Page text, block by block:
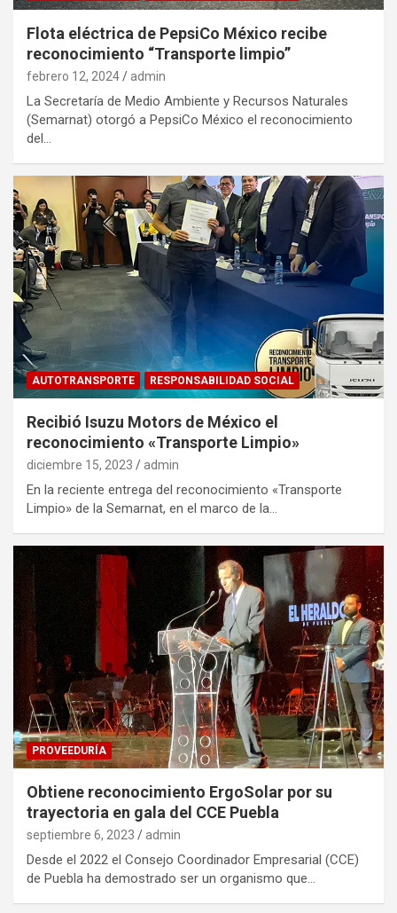
Flota eléctrica de PepsiCo México recibe
reconocimiento “Transporte limpio”
febrero 12, 2024 admin
La Secretaría de Medio Ambiente y Recursos Naturales
(Semarnat) otorgó a PepsiCo México el reconocimiento
del…
AUTOTRANSPORTE RESPONSABILIDAD SOCIAL
Recibió Isuzu Motors de México el
reconocimiento «Transporte Limpio»
diciembre 15, 2023 admin
En la reciente entrega del reconocimiento «Transporte
Limpio» de la Semarnat, en el marco de la…
PROVEEDURÍA
Obtiene reconocimiento ErgoSolar por su
trayectoria en gala del CCE Puebla
septiembre 6, 2023 admin
Desde el 2022 el Consejo Coordinador Empresarial (CCE)
de Puebla ha demostrado ser un organismo que…